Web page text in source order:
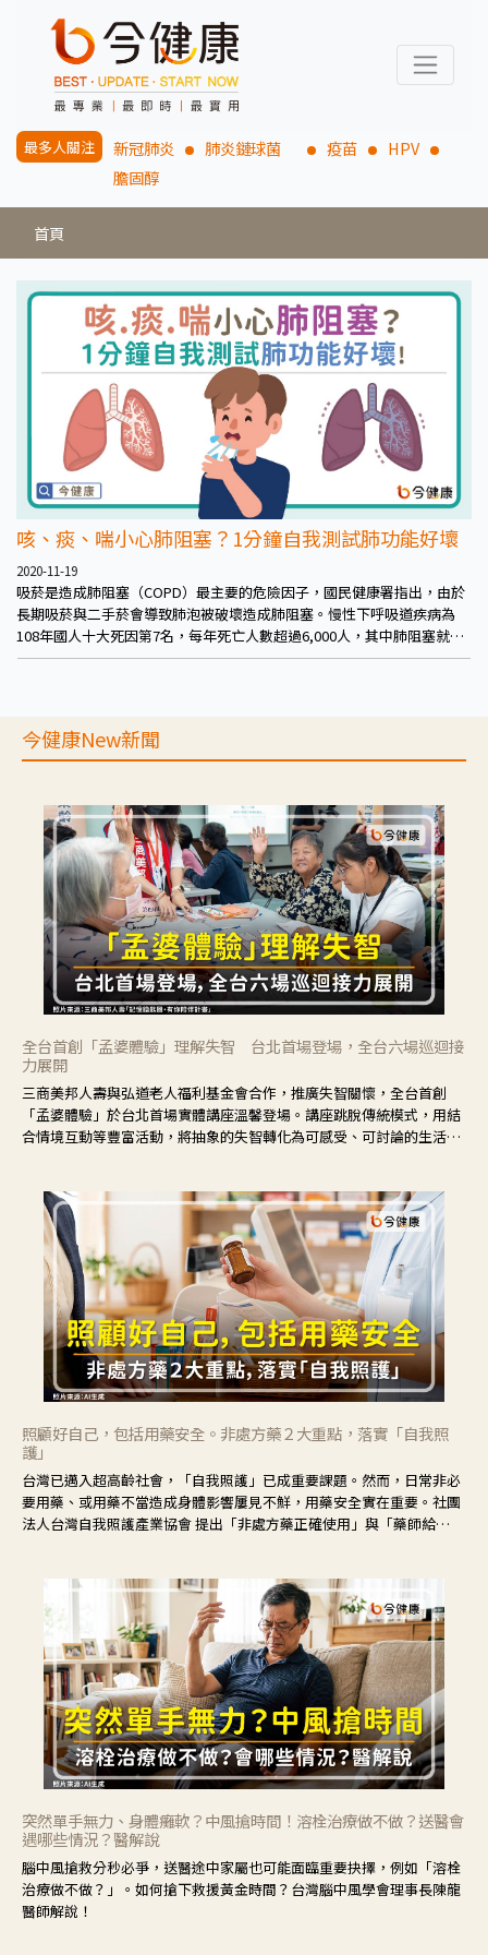
最多人關注 新冠肺炎 肺炎鏈球菌 疫苗
HPV
膽固醇
首頁
咳、痰、喘小心肺阻塞？1分鐘自我測試肺功能好壞
2020-11-19
吸菸是造成肺阻塞（COPD）最主要的危險因子，國民健康署指出，由於
長期吸菸與二手菸會導致肺泡被破壞造成肺阻塞。慢性下呼吸道疾病為
108年國人十大死因第7名，每年死亡人數超過6,000人，其中肺阻塞就超
過5,000人。
今健康New新聞
全台首創「孟婆體驗」理解失智 台北首場登場，全台六場巡迴接
力展開
三商美邦人壽與弘道老人福利基金會合作，推廣失智關懷，全台首創
「孟婆體驗」於台北首場實體講座溫馨登場。講座跳脫傳統模式，用結
合情境互動等豐富活動，將抽象的失智轉化為可感受、可討論的生活情
照顧好自己，包括用藥安全。非處方藥２大重點，落實「自我照
護」
台灣已邁入超高齡社會，「自我照護」已成重要課題。然而，日常非必
要用藥、或用藥不當造成身體影響屢見不鮮，用藥安全實在重要。社團
法人台灣自我照護產業協會 提出「非處方藥正確使用」與「藥師給
突然單手無力、身體癱軟？中風搶時間！溶栓治療做不做？送醫會
遇哪些情況？醫解說
腦中風搶救分秒必爭，送醫途中家屬也可能面臨重要抉擇，例如「溶栓
治療做不做？」。如何搶下救援黃金時間？台灣腦中風學會理事長陳龍
醫師解說！